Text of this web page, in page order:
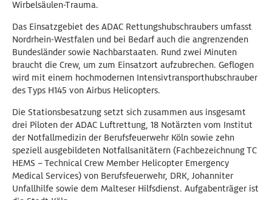
Wirbelsäulen-Trauma.
Das Einsatzgebiet des ADAC Rettungshubschraubers umfasst
Nordrhein-Westfalen und bei Bedarf auch die angrenzenden
Bundesländer sowie Nachbarstaaten. Rund zwei Minuten
braucht die Crew, um zum Einsatzort aufzubrechen. Geflogen
wird mit einem hochmodernen Intensivtransporthubschrauber
des Typs H145 von Airbus Helicopters.
Die Stationsbesatzung setzt sich zusammen aus insgesamt
drei Piloten der ADAC Luftrettung, 18 Notärzten vom Institut
der Notfallmedizin der Berufsfeuerwehr Köln sowie zehn
speziell ausgebildeten Notfallsanitätern (Fachbezeichnung TC
HEMS – Technical Crew Member Helicopter Emergency
Medical Services) von Berufsfeuerwehr, DRK, Johanniter
Unfallhilfe sowie dem Malteser Hilfsdienst. Aufgabenträger ist